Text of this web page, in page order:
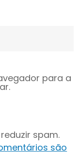
para a
spam.
são